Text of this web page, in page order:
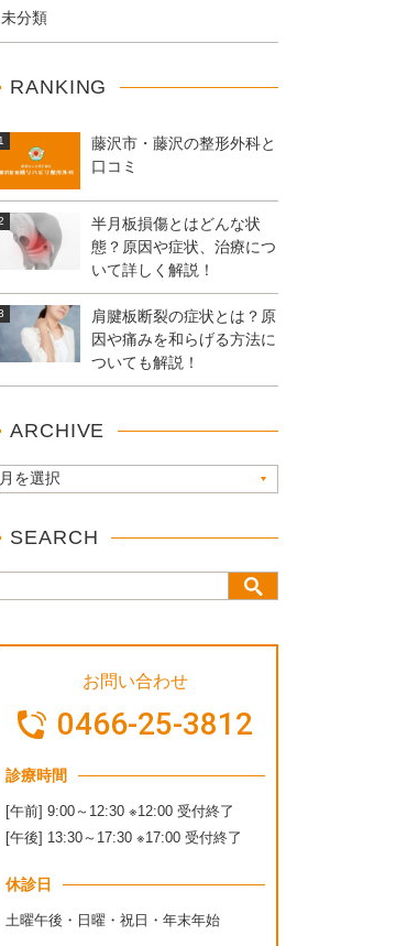
未分類
RANKING
藤沢市・藤沢の整形外科と
口コミ
半月板損傷とはどんな状
態？原因や症状、治療につ
いて詳しく解説！
肩腱板断裂の症状とは？原
因や痛みを和らげる方法に
ついても解説！
ARCHIVE
SEARCH
お問い合わせ
0466-25-3812
診療時間
[午前] 9:00～12:30 ※12:00 受付終了
[午後] 13:30～17:30 ※17:00 受付終了
休診日
土曜午後・日曜・祝日・年末年始